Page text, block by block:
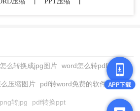
么转换成jpg图片 word怎么转pdf
压缩图片 pdf转word免费的软件
png转jpg pdf转换ppt